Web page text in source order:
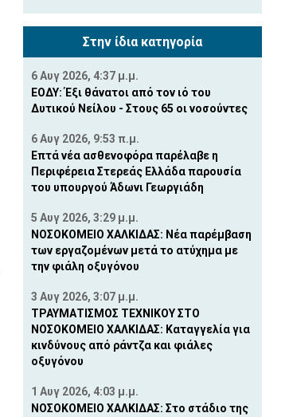
Στην ίδια κατηγορία
6 Αυγ 2026, 4:37 μ.μ.
ΕΟΔΥ: Έξι θάνατοι από τον ιό του
Δυτικού Νείλου - Στους 65 οι νοσούντες
6 Αυγ 2026, 9:53 π.μ.
Επτά νέα ασθενοφόρα παρέλαβε η
Περιφέρεια Στερεάς Ελλάδα παρουσία
του υπουργού Άδωνι Γεωργιάδη
5 Αυγ 2026, 3:29 μ.μ.
ΝΟΣΟΚΟΜΕΙΟ ΧΑΛΚΙΔΑΣ: Νέα παρέμβαση
των εργαζομένων μετά το ατύχημα με
την φιάλη οξυγόνου
3 Αυγ 2026, 3:07 μ.μ.
ΤΡΑΥΜΑΤΙΣΜΟΣ ΤΕΧΝΙΚΟΥ ΣΤΟ
ΝΟΣΟΚΟΜΕΙΟ ΧΑΛΚIΔΑΣ: Καταγγελία για
κινδύνους από ράντζα και φιάλες
οξυγόνου
1 Αυγ 2026, 4:03 μ.μ.
ΝΟΣΟΚΟΜΕΙΟ ΧΑΛΚΙΔΑΣ: Στο στάδιο της